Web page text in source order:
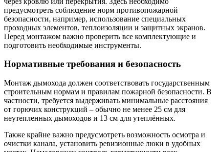
предусмотреть соблюдение норм противопожарной
безопасности, например, использование специальных
проходных элементов, теплоизоляции и защитных экранов.
Перед монтажом важно проверить все комплектующие и
подготовить необходимые инструменты.
Нормативные требования и безопасность
Монтаж дымохода должен соответствовать государственным
строительным нормам и правилам пожарной безопасности. В
частности, требуется выдерживать минимальные расстояния
от горючих конструкций – обычно не менее 25 см для
неутепленных дымоходов и 13 см для утеплённых.
Также крайне важно предусмотреть возможность осмотра и
очистки канала, установить ревизионные люки в удобных